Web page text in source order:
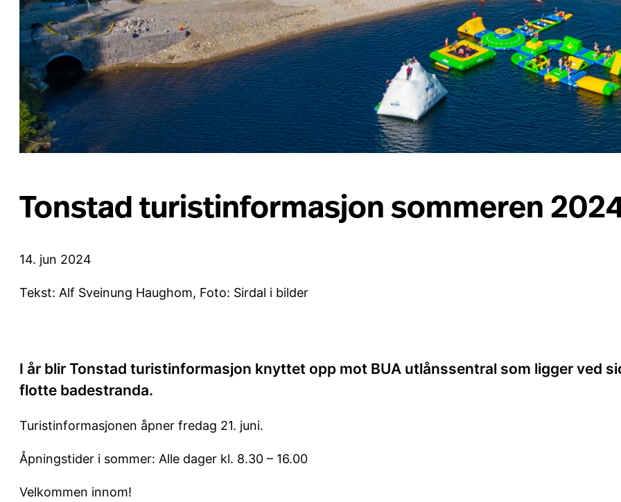
Tonstad turistinformasjon sommeren
14. jun 2024
Tekst: Alf Sveinung Haughom, Foto: Sirdal i bilder
I år blir Tonstad turistinformasjon knyttet opp mot BUA utlånssentral som ligger ved
flotte badestranda.
Turistinformasjonen åpner fredag 21. juni.
Åpningstider i sommer: Alle dager kl. 8.30 – 16.00
Velkommen innom!